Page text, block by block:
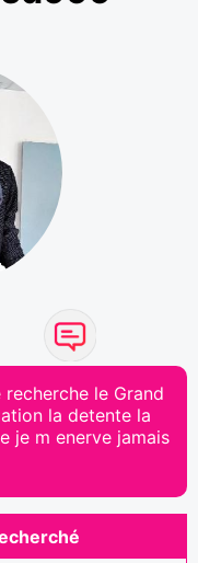
le Grand
la detente la
je m enerve jamais